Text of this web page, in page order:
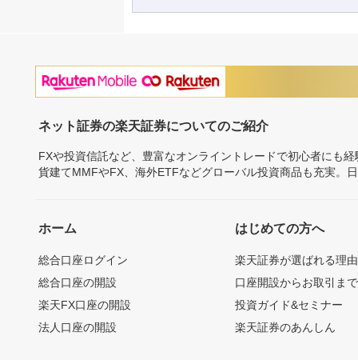
ネット証券の楽天証券についてのご紹介
FXや投資信託など、豊富なオンライントレードで初心者にも
貨建てMMFやFX、海外ETFなどグローバル投資商品も充実。
ホーム
総合口座ログイン
総合口座の開設
楽天FX口座の開設
法人口座の開設
はじめての方へ
楽天証券が選ばれる理由
口座開設からお取引ま
投資ガイド&セミナー
楽天証券のあんしん